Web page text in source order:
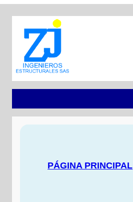
PÁGINA PRINCIPAL